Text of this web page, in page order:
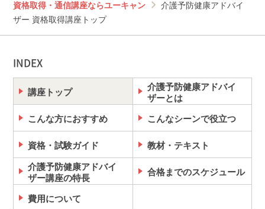
ださい。
資格取得・通信講座ならユーキャン
介護予防健康アドバイ
ザー 資格取得講座トップ
INDEX
講座トップ
介護予防健康アドバイ
ザーとは
こんな方におすすめ こんなシーンで役立つ
資格・試験ガイド 教材・テキスト
介護予防健康アドバイ
ザー講座の特長
合格までのスケジュール
費用について